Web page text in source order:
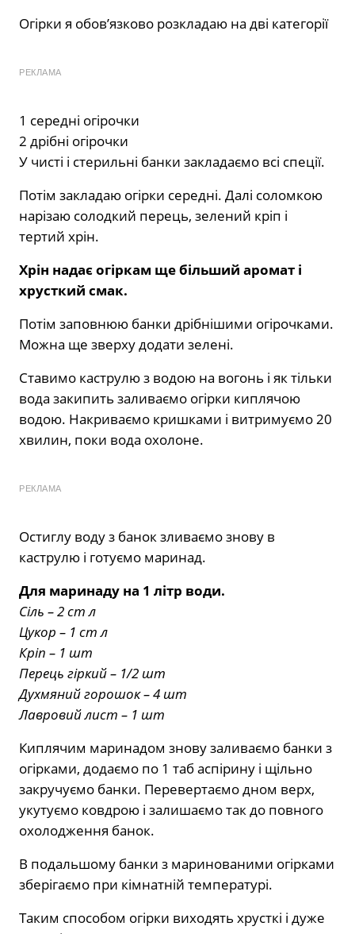
Огірки я обов’язково розкладаю на дві категорії
РЕКЛАМА
1 середні огірочки
2 дрібні огірочки
У чисті і стерильні банки закладаємо всі спеції.
Потім закладаю огірки середні. Далі соломкою
нарізаю солодкий перець, зелений кріп і
тертий хрін.
Хрін надає огіркам ще більший аромат і
хрусткий смак.
Потім заповнюю банки дрібнішими огірочками.
Можна ще зверху додати зелені.
Ставимо каструлю з водою на вогонь і як тільки
вода закипить заливаємо огірки киплячою
водою. Накриваємо кришками і витримуємо 20
хвилин, поки вода охолоне.
РЕКЛАМА
Остиглу воду з банок зливаємо знову в
каструлю і готуємо маринад.
Для маринаду на 1 літр води.
Сіль – 2 ст л
Цукор – 1 ст л
Кріп – 1 шт
Перець гіркий – 1/2 шт
Духмяний горошок – 4 шт
Лавровий лист – 1 шт
Киплячим маринадом знову заливаємо банки з
огірками, додаємо по 1 таб аспірину і щільно
закручуємо банки. Перевертаємо дном верх,
укутуємо ковдрою і залишаємо так до повного
охолодження банок.
В подальшому банки з маринованими огірками
зберігаємо при кімнатній температурі.
Таким способом огірки виходять хрусткі і дуже